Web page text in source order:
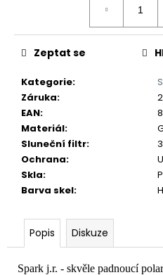
Kategorie:
Záruka:
EAN:
Materiál:
Sluneční filtr:
3
Ochrana:
Skla:
Barva skel:
Zeptat se
Popis Diskuze
Spark j.r. - skvěle padnoucí
o
p
u
č
u
e
m
e